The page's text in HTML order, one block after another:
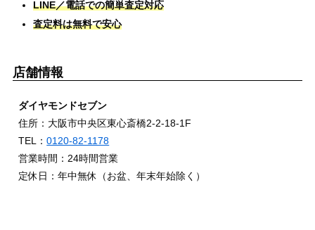
LINE／電話での簡単査定対応
査定料は無料で安心
店舗情報
ダイヤモンドセブン
住所：大阪市中央区東心斎橋2-2-18-1F
TEL：0120-82-1178
営業時間：24時間営業
定休日：年中無休（お盆、年末年始除く）